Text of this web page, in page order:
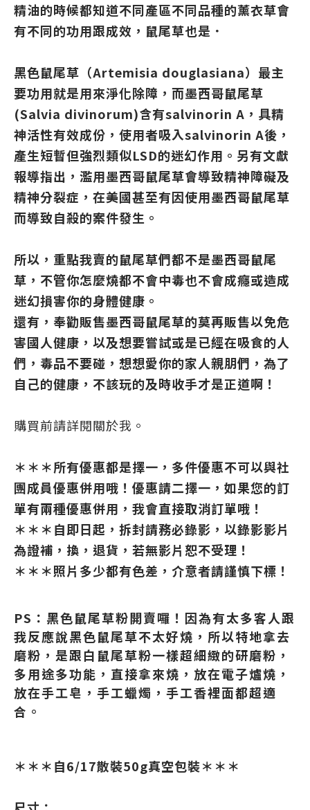
精油的時候都知道不同產區不同品種的薰衣草會
有不同的功用跟成效，鼠尾草也是．
黑色鼠尾草（Artemisia douglasiana）最主
要功用就是用來淨化除障，而墨西哥鼠尾草
(Salvia divinorum)含有salvinorin A，具精
神活性有效成份，使用者吸入salvinorin A後，
產生短暫但強烈類似LSD的迷幻作用。另有文獻
報導指出，濫用墨西哥鼠尾草會導致精神障礙及
精神分裂症，在美國甚至有因使用墨西哥鼠尾草
而導致自殺的案件發生。
所以，重點我賣的鼠尾草們都不是墨西哥鼠尾
草，不管你怎麼燒都不會中毒也不會成癮或造成
迷幻損害你的身體健康。
還有，奉勸販售墨西哥鼠尾草的莫再販售以免危
害國人健康，以及想要嘗試或是已經在吸食的人
們，毒品不要碰，想想愛你的家人親朋們，為了
自己的健康，不該玩的及時收手才是正道啊！
購買前請詳閱關於我。
＊＊＊所有優惠都是擇一，多件優惠不可以與社
團成員優惠併用哦！優惠請二擇一，如果您的訂
單有兩種優惠併用，我會直接取消訂單哦！
＊＊＊自即日起，拆封請務必錄影，以錄影影片
為證補，換，退貨，若無影片恕不受理！
＊＊＊照片多少都有色差，介意者請謹慎下標！
PS：黑色鼠尾草粉開賣囉！因為有太多客人跟
我反應說黑色鼠尾草不太好燒，所以特地拿去
磨粉，是跟白鼠尾草粉一樣超細緻的研磨粉，
多用途多功能，直接拿來燒，放在電子爐燒，
放在手工皂，手工蠟燭，手工香裡面都超適
合。
＊＊＊自6/17散裝50g真空包裝＊＊＊